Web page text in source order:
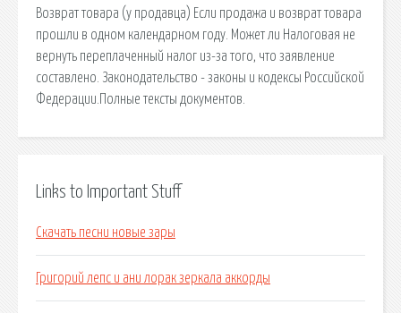
Возврат товара (у продавца) Если продажа и возврат товара
прошли в одном календарном году. Может ли Налоговая не
вернуть переплаченный налог из-за того, что заявление
составлено. Законодательство - законы и кодексы Российской
Федерации.Полные тексты документов.
Links to Important Stuff
Скачать песни новые зары
Григорий лепс и ани лорак зеркала аккорды